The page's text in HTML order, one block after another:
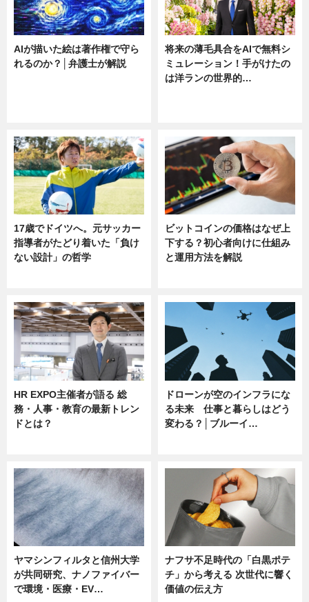
AIが描いた絵は著作権で守ら
れるのか？│弁護士が解説
将来の薄毛具合をAIで無料シ
ミュレーション！手がけたの
は洋ランの世界的…
17歳でドイツへ。元サッカー
指導者がたどり着いた「負け
ない設計」の哲学
ビットコインの価格はなぜ上
下する？初心者向けに仕組み
と運用方法を解説
HR EXPO主催者が語る 総
務・人事・教育の最新トレン
ドとは？
ドローンが空のインフラにな
る未来 仕事と暮らしはどう
変わる？│ブルーイ…
ヤマシンフィルタと信州大学
が共同研究、ナノファイバー
で環境・医療・EV…
ナフサ不足時代の「白黒ポテ
チ」から考える 次世代に響く
価値の伝え方